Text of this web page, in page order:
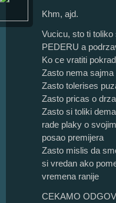
Khm, ajd.
Vucicu, sto ti
PEDERU a
Ko ce vratiti
Zasto nema
Zasto tolerises
Zasto pricas o
Zasto si toliki
rade plaky o
posao premijera
Zasto mislis da
si vredan ako
vremena ranije
CEKAMO